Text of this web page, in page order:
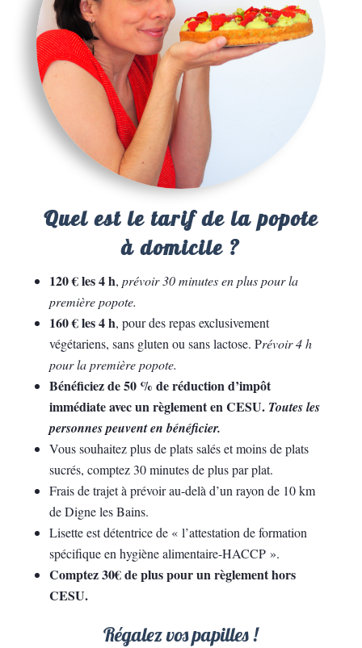
Quel est le tarif de la popote
à domicile ?
120 € les 4 h, prévoir 30 minutes en plus pour la
première popote.
160 € les 4 h, pour des repas exclusivement
végétariens, sans gluten ou sans lactose. Prévoir 4 h
pour la première popote.
Bénéficiez de 50 % de réduction d’impôt
immédiate avec un règlement en CESU. Toutes les
personnes peuvent en bénéficier.
Vous souhaitez plus de plats salés et moins de plats
sucrés, comptez 30 minutes de plus par plat.
Frais de trajet à prévoir au-delà d’un rayon de 10 km
de Digne les Bains.
Lisette est détentrice de « l’attestation de formation
spécifique en hygiène alimentaire-HACCP ».
Comptez 30€ de plus pour un règlement hors
CESU.
Régalez vos papilles !